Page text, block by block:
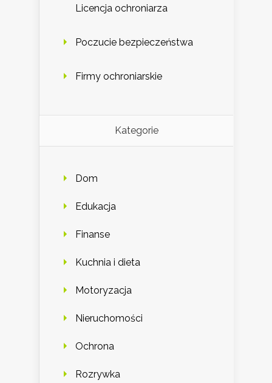
Licencja ochroniarza
Poczucie bezpieczeństwa
Firmy ochroniarskie
Kategorie
Dom
Edukacja
Finanse
Kuchnia i dieta
Motoryzacja
Nieruchomości
Ochrona
Rozrywka